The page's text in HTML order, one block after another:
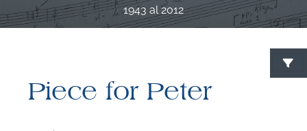
1943 al 2012
Piece for Peter